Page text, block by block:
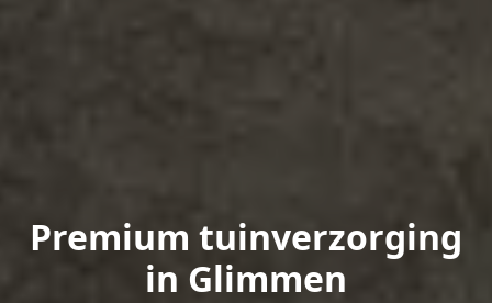
Premium tuinverzorging
in Glimmen